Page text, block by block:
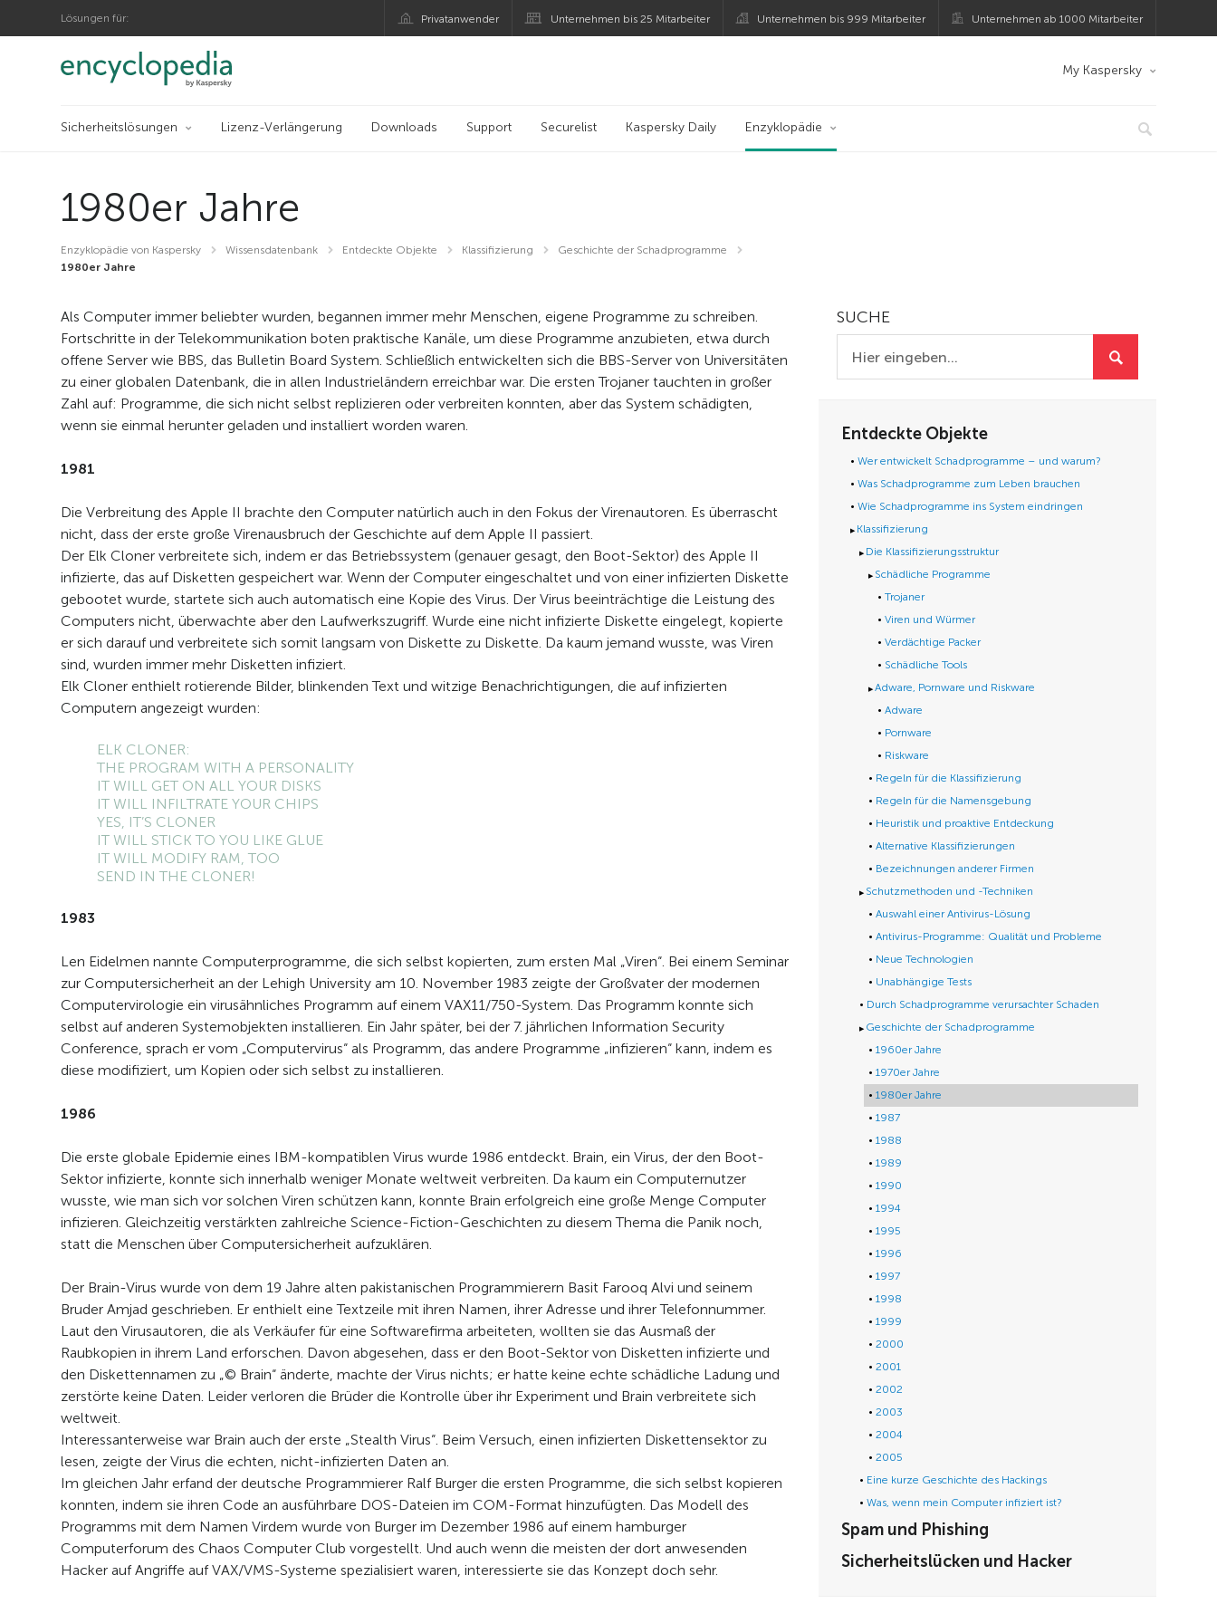
Lösungen für: Privatanwender Unternehmen bis 25 Mitarbeiter Unternehmen bis 999 Mitarbeiter Unternehmen ab 1000 Mitarbeiter
My Kaspersky
Sicherheitslösungen Lizenz-Verlängerung Downloads Support Securelist Kaspersky Daily Enzyklopädie
1980er Jahre
Enzyklopädie von Kaspersky Wissensdatenbank Entdeckte Objekte Klassifizierung
Geschichte der Schadprogramme
1980er Jahre
Als Computer immer beliebter wurden, begannen immer mehr Menschen, eigene Programme zu schreiben.
Fortschritte in der Telekommunikation boten praktische Kanäle, um diese Programme anzubieten, etwa durch
offene Server wie BBS, das Bulletin Board System. Schließlich entwickelten sich die BBS-Server von Universitäten
zu einer globalen Datenbank, die in allen Industrieländern erreichbar war. Die ersten Trojaner tauchten in großer
Zahl auf: Programme, die sich nicht selbst replizieren oder verbreiten konnten, aber das System schädigten,
wenn sie einmal herunter geladen und installiert worden waren.
1981
Die Verbreitung des Apple II brachte den Computer natürlich auch in den Fokus der Virenautoren. Es überrascht
nicht, dass der erste große Virenausbruch der Geschichte auf dem Apple II passiert.
Der Elk Cloner verbreitete sich, indem er das Betriebssystem (genauer gesagt, den Boot-Sektor) des Apple II
infizierte, das auf Disketten gespeichert war. Wenn der Computer eingeschaltet und von einer infizierten Diskette
gebootet wurde, startete sich auch automatisch eine Kopie des Virus. Der Virus beeinträchtige die Leistung des
Computers nicht, überwachte aber den Laufwerkszugriff. Wurde eine nicht infizierte Diskette eingelegt, kopierte
er sich darauf und verbreitete sich somit langsam von Diskette zu Diskette. Da kaum jemand wusste, was Viren
sind, wurden immer mehr Disketten infiziert.
Elk Cloner enthielt rotierende Bilder, blinkenden Text und witzige Benachrichtigungen, die auf infizierten
Computern angezeigt wurden:
ELK CLONER:
THE PROGRAM WITH A PERSONALITY
IT WILL GET ON ALL YOUR DISKS
IT WILL INFILTRATE YOUR CHIPS
YES, IT’S CLONER
IT WILL STICK TO YOU LIKE GLUE
IT WILL MODIFY RAM, TOO
SEND IN THE CLONER!
1983
Len Eidelmen nannte Computerprogramme, die sich selbst kopierten, zum ersten Mal „Viren“. Bei einem Seminar
zur Computersicherheit an der Lehigh University am 10. November 1983 zeigte der Großvater der modernen
Computervirologie ein virusähnliches Programm auf einem VAX11/750-System. Das Programm konnte sich
selbst auf anderen Systemobjekten installieren. Ein Jahr später, bei der 7. jährlichen Information Security
Conference, sprach er vom „Computervirus“ als Programm, das andere Programme „infizieren“ kann, indem es
diese modifiziert, um Kopien oder sich selbst zu installieren.
1986
Die erste globale Epidemie eines IBM-kompatiblen Virus wurde 1986 entdeckt. Brain, ein Virus, der den Boot-
Sektor infizierte, konnte sich innerhalb weniger Monate weltweit verbreiten. Da kaum ein Computernutzer
wusste, wie man sich vor solchen Viren schützen kann, konnte Brain erfolgreich eine große Menge Computer
infizieren. Gleichzeitig verstärkten zahlreiche Science-Fiction-Geschichten zu diesem Thema die Panik noch,
statt die Menschen über Computersicherheit aufzuklären.
Der Brain-Virus wurde von dem 19 Jahre alten pakistanischen Programmierern Basit Farooq Alvi und seinem
Bruder Amjad geschrieben. Er enthielt eine Textzeile mit ihren Namen, ihrer Adresse und ihrer Telefonnummer.
Laut den Virusautoren, die als Verkäufer für eine Softwarefirma arbeiteten, wollten sie das Ausmaß der
Raubkopien in ihrem Land erforschen. Davon abgesehen, dass er den Boot-Sektor von Disketten infizierte und
den Diskettennamen zu „© Brain“ änderte, machte der Virus nichts; er hatte keine echte schädliche Ladung und
zerstörte keine Daten. Leider verloren die Brüder die Kontrolle über ihr Experiment und Brain verbreitete sich
weltweit.
Interessanterweise war Brain auch der erste „Stealth Virus“. Beim Versuch, einen infizierten Diskettensektor zu
lesen, zeigte der Virus die echten, nicht-infizierten Daten an.
Im gleichen Jahr erfand der deutsche Programmierer Ralf Burger die ersten Programme, die sich selbst kopieren
konnten, indem sie ihren Code an ausführbare DOS-Dateien im COM-Format hinzufügten. Das Modell des
Programms mit dem Namen Virdem wurde von Burger im Dezember 1986 auf einem hamburger
Computerforum des Chaos Computer Club vorgestellt. Und auch wenn die meisten der dort anwesenden
Hacker auf Angriffe auf VAX/VMS-Systeme spezialisiert waren, interessierte sie das Konzept doch sehr.
SUCHE
Entdeckte Objekte
Wer entwickelt Schadprogramme – und warum?
Was Schadprogramme zum Leben brauchen
Wie Schadprogramme ins System eindringen
Klassifizierung
Die Klassifizierungsstruktur
Schädliche Programme
Trojaner
Viren und Würmer
Verdächtige Packer
Schädliche Tools
Adware, Pornware und Riskware
Adware
Pornware
Riskware
Regeln für die Klassifizierung
Regeln für die Namensgebung
Heuristik und proaktive Entdeckung
Alternative Klassifizierungen
Bezeichnungen anderer Firmen
Schutzmethoden und -Techniken
Auswahl einer Antivirus-Lösung
Antivirus-Programme: Qualität und Probleme
Neue Technologien
Unabhängige Tests
Durch Schadprogramme verursachter Schaden
Geschichte der Schadprogramme
1960er Jahre
1970er Jahre
1980er Jahre
1987
1988
1989
1990
1994
1995
1996
1997
1998
1999
2000
2001
2002
2003
2004
2005
Eine kurze Geschichte des Hackings
Was, wenn mein Computer infiziert ist?
Spam und Phishing
Sicherheitslücken und Hacker